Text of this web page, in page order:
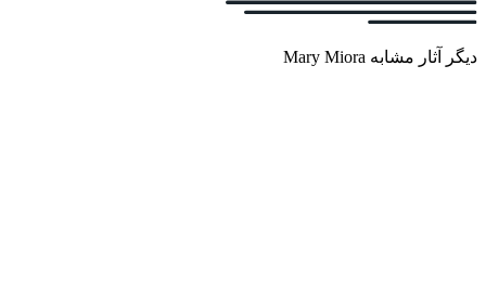
دیگر آثار مشابه Mary Miora